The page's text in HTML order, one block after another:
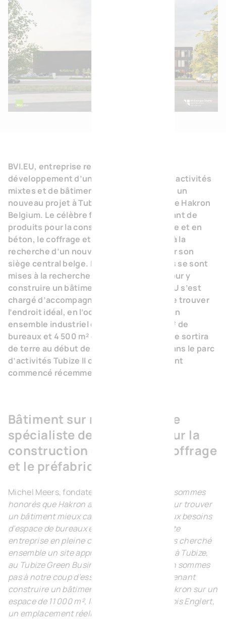
BVI.EU, entreprise reconnue dans le
développement d’unités PME, de parcs d’activités
mixtes et de bâtiments sur mesure, lance un
nouveau projet à Tubize pour le compte de Hakron
Belgium. Le célèbre fournisseur et fabricant de
produits pour la construction résidentielle et en
béton, le coffrage et le préfabriqué était à la
recherche d’un nouvel emplacement pour son
siège central belge. Les deux entreprises se sont
mises à la recherche d’un site adéquat pour y
construire un bâtiment sur mesure. BVI.EU s’est
chargé d’accompagner le processus et de trouver
l’endroit idéal, en l’occurrence à Tubize. Un
ensemble industriel comprenant 1 200 m² de
bureaux et 4 500 m² d’espace de stockage sortira
de terre au début de l’année prochaine dans le parc
d’activités Tubize II d’inBW. Les travaux ont
commencé récemment.
Bâtiment sur mesure pour le
spécialiste des produits pour la
construction en béton, le coffrage
et le préfabriqué
Michel Meers, fondateur de BVI.EU :
« Nous sommes
honorés que Hakron ait fait appel à nous pour trouver
un bâtiment mieux calibré pour répondre aux besoins
d’espace de bureaux et de logistique de cette
entreprise en pleine croissance. Nous avons cherché
ensemble un site approprié et avons abouti à Tubize,
au Tubize Green Business Park où nous n’en sommes
pas à notre coup d’essai. Nous allons maintenant
construire un bâtiment sur mesure pour Hakron sur un
espace de 11 000 m², le long de la rue François Englert,
un emplacement réellement stratégique. »